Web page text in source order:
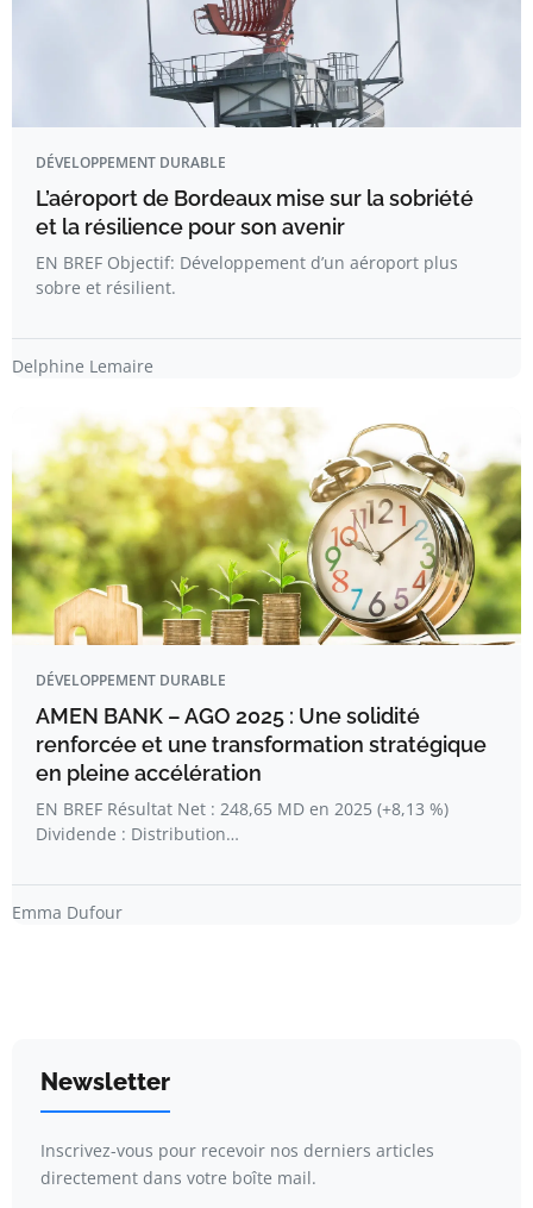
DÉVELOPPEMENT DURABLE
L’aéroport de Bordeaux mise sur la sobriété
et la résilience pour son avenir
EN BREF Objectif: Développement d’un aéroport plus
sobre et résilient.
Delphine Lemaire
DÉVELOPPEMENT DURABLE
AMEN BANK – AGO 2025 : Une solidité
renforcée et une transformation stratégique
en pleine accélération
EN BREF Résultat Net : 248,65 MD en 2025 (+8,13 %)
Dividende : Distribution…
Emma Dufour
Newsletter
Inscrivez-vous pour recevoir nos derniers articles
directement dans votre boîte mail.